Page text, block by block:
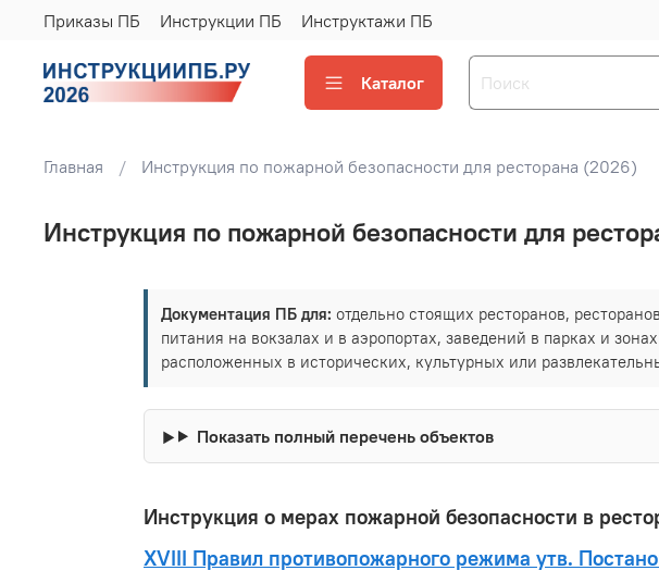
Приказы ПБ Инструкции ПБ Инструктажи ПБ
Каталог
Главная Инструкция по пожарной безопасности для ресторана (2026)
Инструкция по пожарной безопасности для
Документация ПБ для: отдельно стоящих ресторанов,
питания на вокзалах и в аэропортах, заведений в парках и
расположенных в исторических, культурных или
Показать полный перечень объектов
Инструкция о мерах пожарной безопасности в
XVIII Правил противопожарного режима утв.